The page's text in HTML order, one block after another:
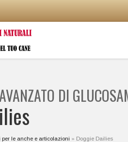
DI
per le anche e articolazioni » Doggie Dailies